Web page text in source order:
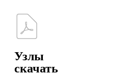
Узлы
скачать